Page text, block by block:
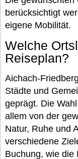
berücksichtigt
eigene Mobilität.
Welche
Reiseplan?
Aichach-
Städte und
geprägt. Die
allem von der
Natur, Ruhe und
verschiedene
Buchung, wie die